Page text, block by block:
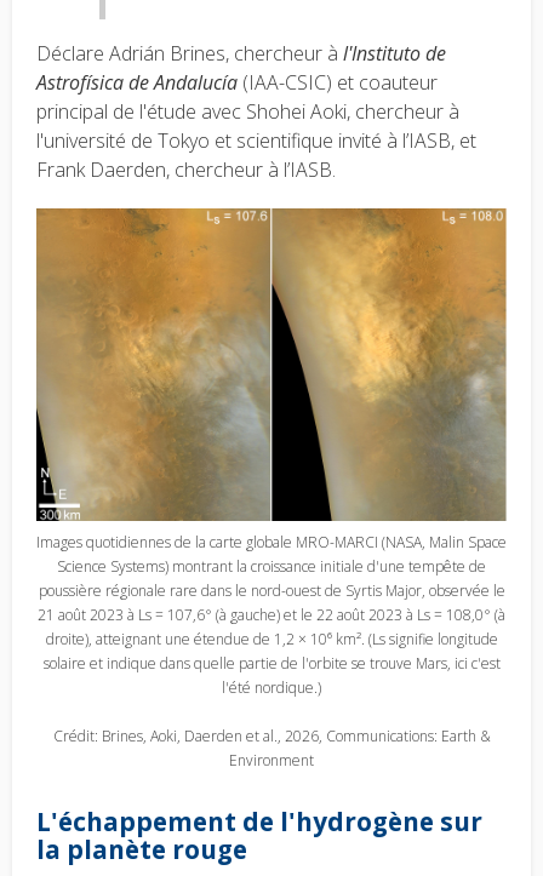
Déclare Adrián Brines, chercheur à l'Instituto de
Astrofísica de Andalucía (IAA-CSIC) et coauteur
principal de l'étude avec Shohei Aoki, chercheur à
l'université de Tokyo et scientifique invité à l’IASB, et
Frank Daerden, chercheur à l’IASB.
Images quotidiennes de la carte globale MRO-MARCI (NASA, Malin Space
Science Systems) montrant la croissance initiale d'une tempête de
poussière régionale rare dans le nord-ouest de Syrtis Major, observée le
21 août 2023 à Ls = 107,6° (à gauche) et le 22 août 2023 à Ls = 108,0° (à
droite), atteignant une étendue de 1,2 × 10⁶ km². (Ls signifie longitude
solaire et indique dans quelle partie de l'orbite se trouve Mars, ici c'est
l'été nordique.)
Crédit: Brines, Aoki, Daerden et al., 2026, Communications: Earth &
Environment
L'échappement de l'hydrogène sur
la planète rouge